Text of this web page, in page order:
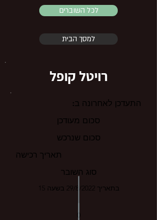
לכל השוברים
למסך הבית
רויטל קופל
התעדכן לאחרונה ב:
סכום מעודכן
סכום שנרכש
תאריך רכישה
סוג השובר
בתאריך 29/8/2022 בשעה 15
0